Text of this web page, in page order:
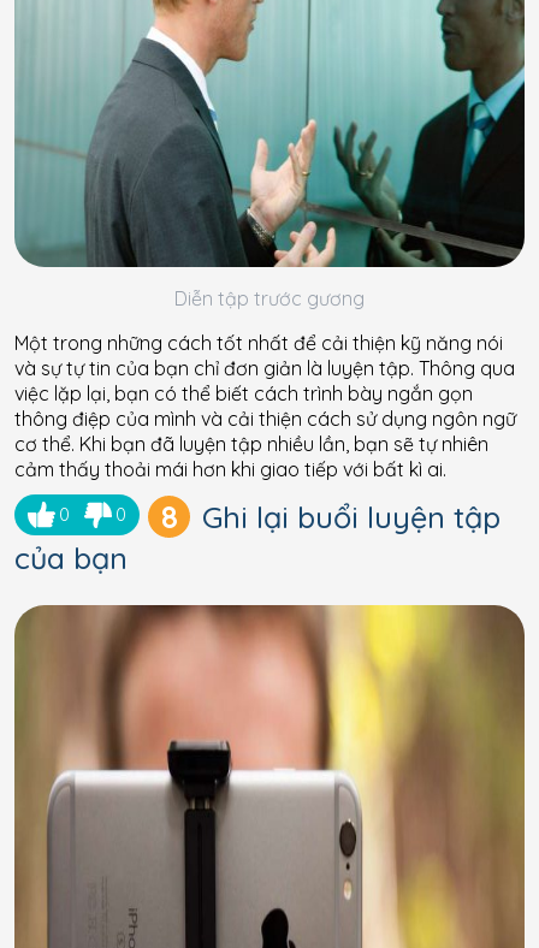
Diễn tập trước gương
Một trong những cách tốt nhất để cải thiện kỹ năng nói
và sự tự tin của bạn chỉ đơn giản là luyện tập. Thông qua
việc lặp lại, bạn có thể biết cách trình bày ngắn gọn
thông điệp của mình và cải thiện cách sử dụng ngôn ngữ
cơ thể. Khi bạn đã luyện tập nhiều lần, bạn sẽ tự nhiên
cảm thấy thoải mái hơn khi giao tiếp với bất kì ai.
0 0 8
Ghi lại buổi luyện tập
của bạn